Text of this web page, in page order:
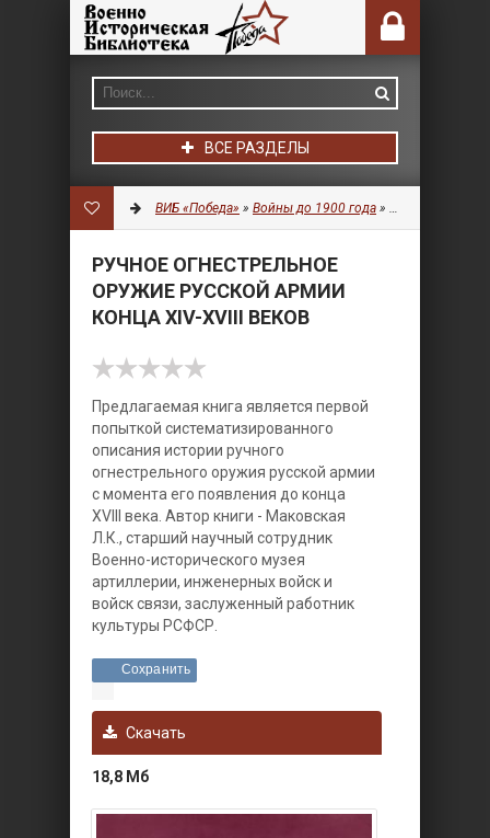
ВСЕ РАЗДЕЛЫ
ВИБ «Победа» » Войны до 1900 года » Оружие
РУЧНОЕ ОГНЕСТРЕЛЬНОЕ
ОРУЖИЕ РУССКОЙ АРМИИ
КОНЦА XIV-XVIII ВЕКОВ
Предлагаемая книга является первой
попыткой систематизированного
описания истории ручного
огнестрельного оружия русской армии
с момента его появления до конца
XVIII века. Автор книги - Маковская
Л.К., старший научный сотрудник
Военно-исторического музея
артиллерии, инженерных войск и
войск связи, заслуженный работник
культуры РСФСР.
Сохранить
Скачать
18,8 Мб